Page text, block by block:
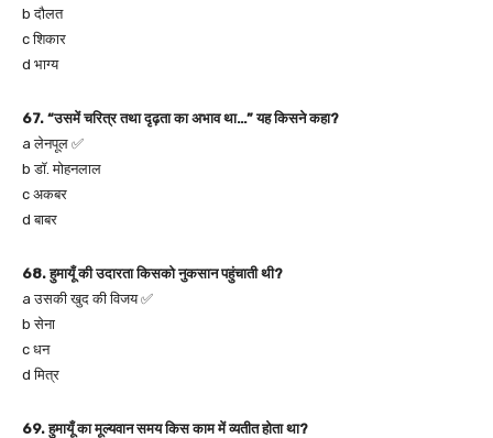
b दौलत
c शिकार
d भाग्य
67. “उसमें चरित्र तथा दृढ़ता का अभाव था…” यह किसने कहा?
a लेनपूल ✅
b डॉ. मोहनलाल
c अकबर
d बाबर
68. हुमायूँ की उदारता किसको नुकसान पहुंचाती थी?
a उसकी खुद की विजय ✅
b सेना
c धन
d मित्र
69. हुमायूँ का मूल्यवान समय किस काम में व्यतीत होता था?